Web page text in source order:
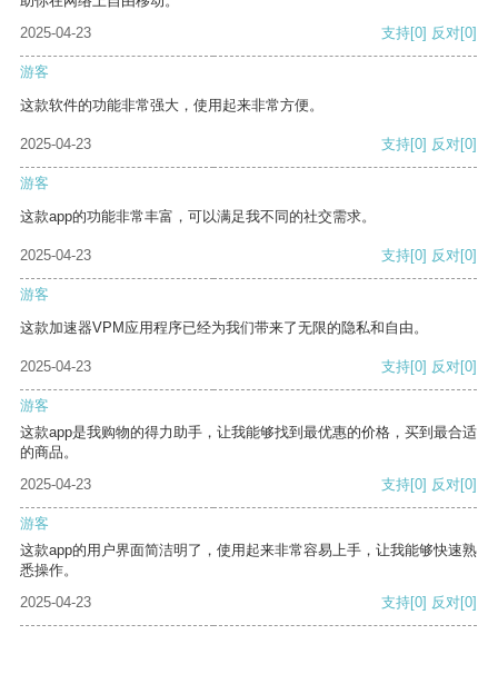
2025-04-23
支持[0] 反对[0]
游客
这款软件的功能非常强大，使用起来非常方便。
2025-04-23 支持[0] 反对[0]
游客
这款app的功能非常丰富，可以满足我不同的社交需求。
2025-04-23 支持[0] 反对[0]
游客
这款加速器VPM应用程序已经为我们带来了无限的隐私和自由。
2025-04-23 支持[0] 反对[0]
游客
这款app是我购物的得力助手，让我能够找到最优惠的价格，买到最合适
的商品。
2025-04-23
支持[0] 反对[0]
游客
这款app的用户界面简洁明了，使用起来非常容易上手，让我能够快速熟
悉操作。
2025-04-23
支持[0] 反对[0]